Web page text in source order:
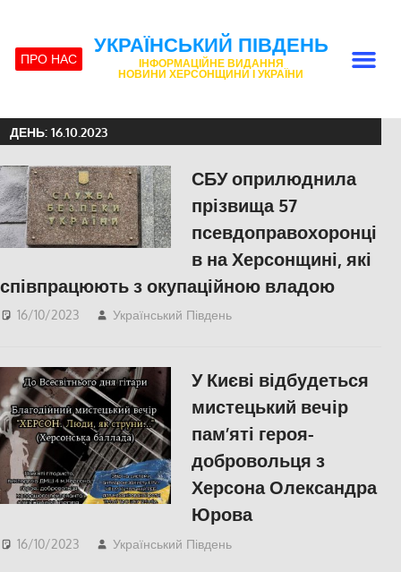
ПРО НАС
УКРАЇНСЬКИЙ ПІВДЕНЬ
ІНФОРМАЦІЙНЕ ВИДАННЯ
НОВИНИ ХЕРСОНЩИНИ І УКРАЇНИ
ДЕНЬ:16.10.2023
СБУ оприлюднила
прізвища 57
псевдоправохоронці
в на Херсонщині, які
співпрацюють з окупаційною владою
16/10/2023 Український Південь
У Києві відбудеться
мистецький вечір
пам’яті героя-
добровольця з
Херсона Олександра
Юрова
16/10/2023 Український Південь